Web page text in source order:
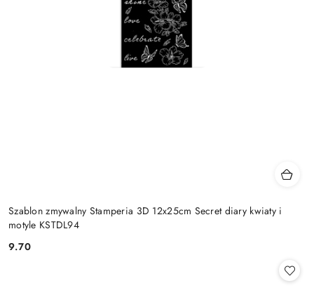
Szablon zmywalny Stamperia 3D 12x25cm Secret diary kwiaty i
motyle KSTDL94
Cena:
9.70